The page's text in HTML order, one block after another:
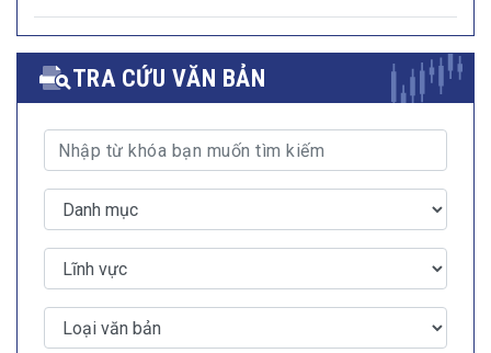
TRA CỨU VĂN BẢN